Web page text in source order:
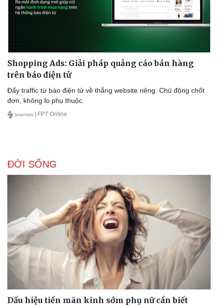
Shopping Ads: Giải pháp quảng cáo bán hàng
trên báo điện tử
Đẩy traffic từ báo điện tử về thẳng website riêng. Chủ động chốt
đơn, không lo phụ thuộc.
| FPT Online
ĐỜI SỐNG
Dấu hiệu tiền mãn kinh sớm phụ nữ cần biết